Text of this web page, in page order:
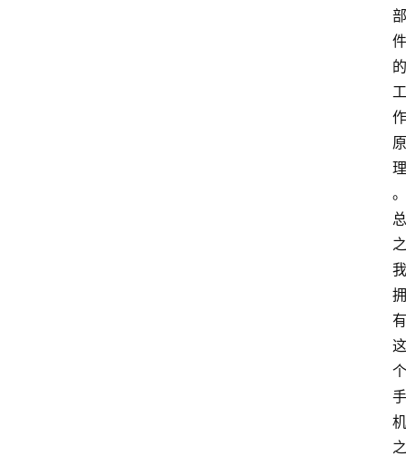
部
件
的
工
作
原
理
。
总
之
我
拥
有
这
个
手
机
之